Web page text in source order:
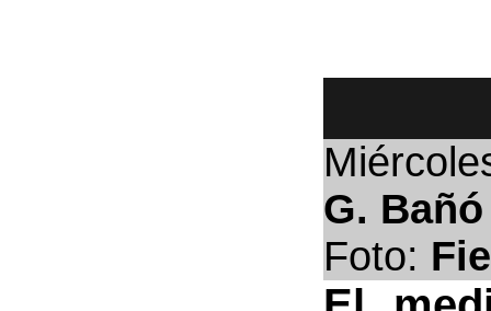
G. Bañó
Foto: